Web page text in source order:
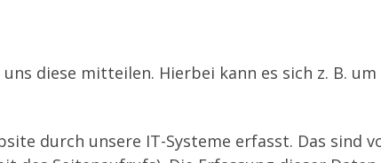
diese mitteilen. Hierbei kann es sich z. B.
durch unsere IT-Systeme erfasst. Das sind